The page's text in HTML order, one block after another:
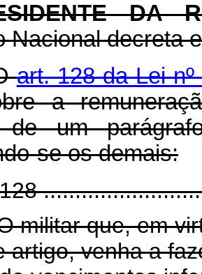
DA
Nacional decreta
art. 128 da Lei
a
de um
se os demais:
militar que, em
artigo, venha a